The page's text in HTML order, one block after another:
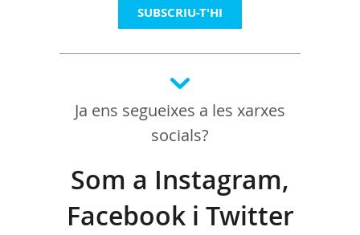
SUBSCRIU-T'HI
Ja ens segueixes a les xarxes
socials?
Som a Instagram,
Facebook i Twitter